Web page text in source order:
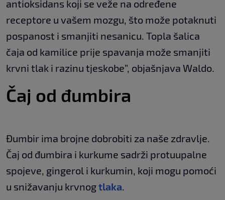
antioksidans koji se veže na određene
receptore u vašem mozgu, što može potaknuti
pospanost i smanjiti nesanicu. Topla šalica
čaja od kamilice prije spavanja može smanjiti
krvni tlak i razinu tjeskobe”, objašnjava Waldo.
Čaj od đumbira
Đumbir ima brojne dobrobiti za naše zdravlje.
Čaj od đumbira i kurkume sadrži protuupalne
spojeve, gingerol i kurkumin, koji mogu pomoći
u snižavanju krvnogtlaka.